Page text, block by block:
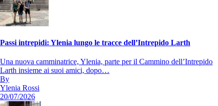
Passi intrepidi: Ylenia lungo le tracce dell’Intrepido Larth
Una nuova camminatrice, Ylenia, parte per il Cammino dell’Intrepido
Larth insieme ai suoi amici, dopo…
By
Ylenia Rossi
20/07/2026